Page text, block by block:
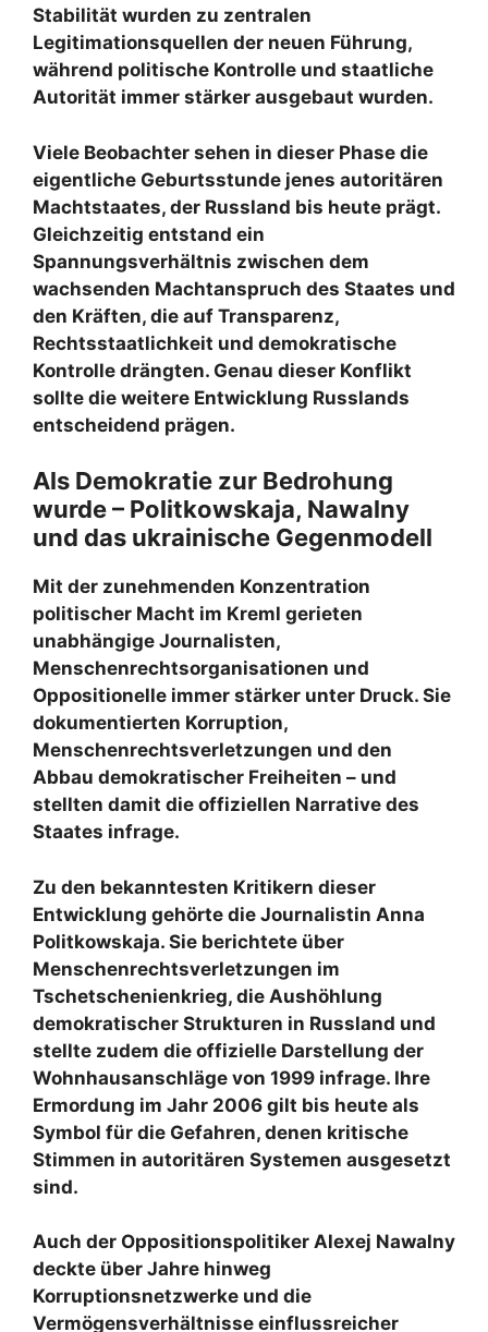
Stabilität wurden zu zentralen
Legitimationsquellen der neuen Führung,
während politische Kontrolle und staatliche
Autorität immer stärker ausgebaut wurden.
Viele Beobachter sehen in dieser Phase die
eigentliche Geburtsstunde jenes autoritären
Machtstaates, der Russland bis heute prägt.
Gleichzeitig entstand ein
Spannungsverhältnis zwischen dem
wachsenden Machtanspruch des Staates und
den Kräften, die auf Transparenz,
Rechtsstaatlichkeit und demokratische
Kontrolle drängten. Genau dieser Konflikt
sollte die weitere Entwicklung Russlands
entscheidend prägen.
Als Demokratie zur Bedrohung
wurde – Politkowskaja, Nawalny
und das ukrainische Gegenmodell
Mit der zunehmenden Konzentration
politischer Macht im Kreml gerieten
unabhängige Journalisten,
Menschenrechtsorganisationen und
Oppositionelle immer stärker unter Druck. Sie
dokumentierten Korruption,
Menschenrechtsverletzungen und den
Abbau demokratischer Freiheiten – und
stellten damit die offiziellen Narrative des
Staates infrage.
Zu den bekanntesten Kritikern dieser
Entwicklung gehörte die Journalistin Anna
Politkowskaja. Sie berichtete über
Menschenrechtsverletzungen im
Tschetschenienkrieg, die Aushöhlung
demokratischer Strukturen in Russland und
stellte zudem die offizielle Darstellung der
Wohnhausanschläge von 1999 infrage. Ihre
Ermordung im Jahr 2006 gilt bis heute als
Symbol für die Gefahren, denen kritische
Stimmen in autoritären Systemen ausgesetzt
sind.
Auch der Oppositionspolitiker Alexej Nawalny
deckte über Jahre hinweg
Korruptionsnetzwerke und die
Vermögensverhältnisse einflussreicher